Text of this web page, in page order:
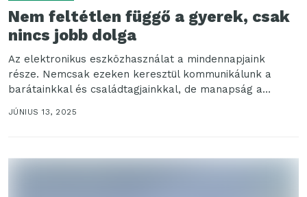
Nem feltétlen függő a gyerek, csak
nincs jobb dolga
Az elektronikus eszközhasználat a mindennapjaink
része. Nemcsak ezeken keresztül kommunikálunk a
barátainkkal és családtagjainkkal, de manapság a
munkahelyek, sőt még az oktatási intézmények...
JÚNIUS 13, 2025